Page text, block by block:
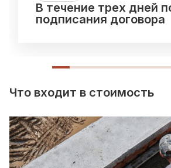
В течение трех дней
подписания договора
Что входит в стоимость